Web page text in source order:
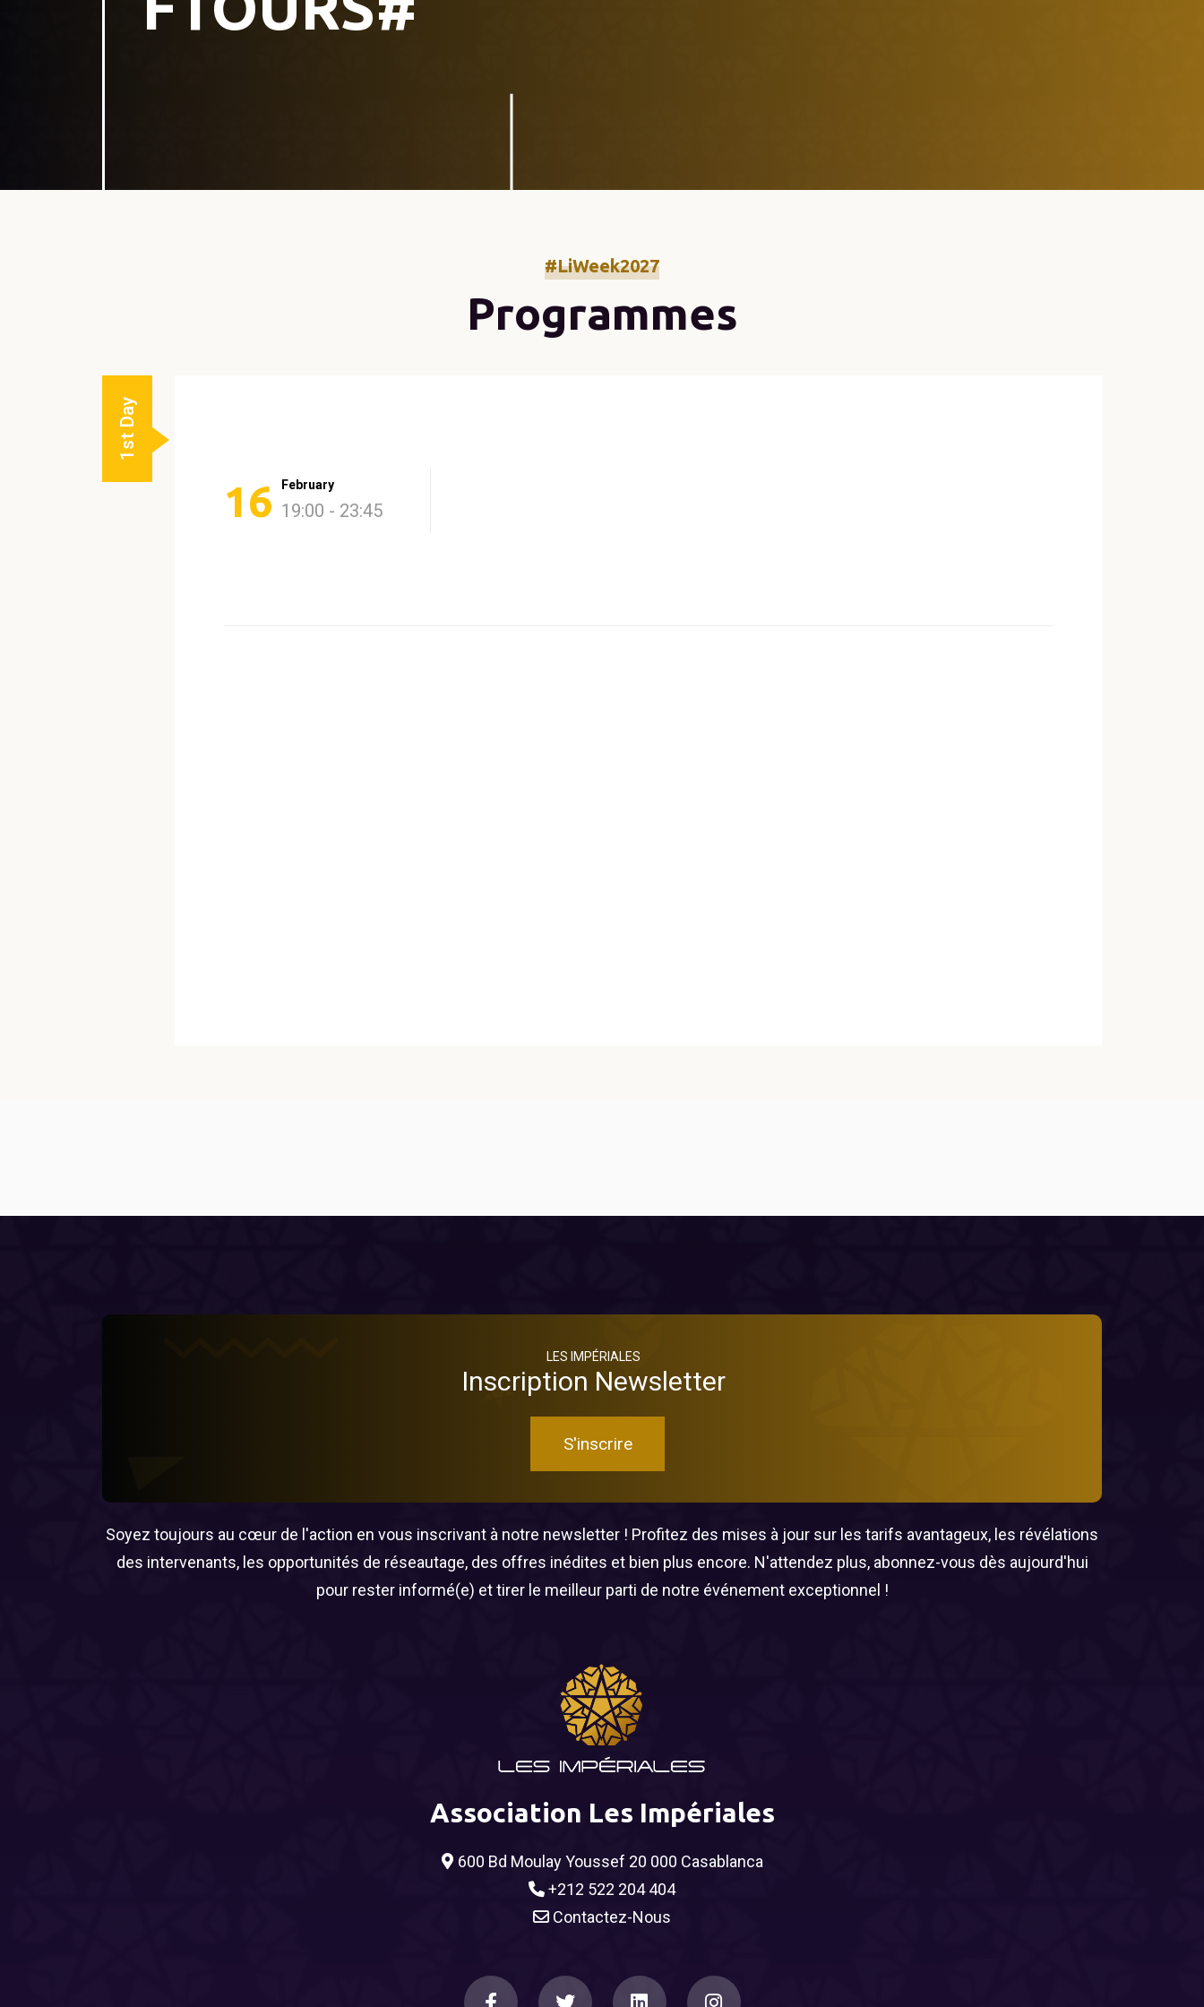
#LiWeek2027
Programmes
1st Day
16 February
19:00 - 23:45
LES IMPÉRIALES
Inscription Newsletter
S'inscrire
Soyez toujours au cœur de l'action en vous inscrivant à notre newsletter ! Profitez des mises à jour sur les tarifs avantageux, les révélations
des intervenants, les opportunités de réseautage, des offres inédites et bien plus encore. N'attendez plus, abonnez-vous dès aujourd'hui
pour rester informé(e) et tirer le meilleur parti de notre événement exceptionnel !
Association Les Impériales
600 Bd Moulay Youssef 20 000 Casablanca
+212 522 204 404
Contactez-Nous